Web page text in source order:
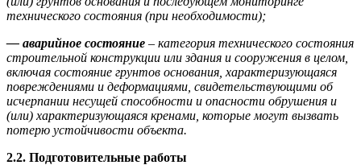
технического состояния (при необходимости);
— аварийное состояние – категория технического состояния
строительной конструкции или здания и сооружения в целом,
включая состояние грунтов основания, характеризующаяся
повреждениями и деформациями, свидетельствующими об
исчерпании несущей способности и опасности обрушения и
(или) характеризующаяся кренами, которые могут вызвать
потерю устойчивости объекта.
2.2. Подготовительные работы